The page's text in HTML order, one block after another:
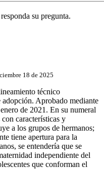
su pregunta.
18 de 2025
técnico
Aprobado mediante
de 2021. En su numeral
características y
a los grupos de hermanos;
tiene apertura para la
se entendería que se
independiente del
que conforman el